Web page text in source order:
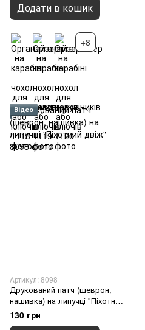
Додати в кошик
+8
Відео
Артикул: 8098
Друкований патч (шеврон,
нашивка) на липучці "Піхотний
двіж", 120 х 75 мм
130 грн